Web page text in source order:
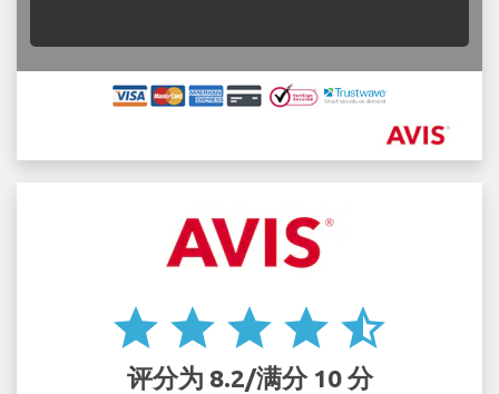
star star star star star_half
评分为 8.2/满分 10 分